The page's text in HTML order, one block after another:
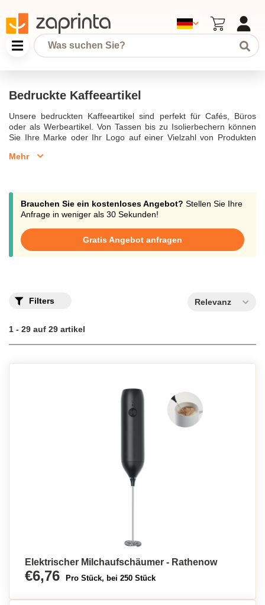
Bedruckte Kaffeeartikel
Unsere bedruckten Kaffeeartikel sind perfekt für Cafés, Büros
oder als Werbeartikel. Von Tassen bis zu Isolierbechern können
Sie Ihre Marke oder Ihr Logo auf einer Vielzahl von Produkten
und bieten eine großartige Möglichkeit, Ihre Marke bei jedem
Mehr
Brauchen Sie ein kostenloses Angebot? Stellen Sie Ihre
Anfrage in weniger als 30 Sekunden!
Gratis Angebot anfragen
Filters Relevanz
1 - 29 auf 29 artikel
Elektrischer Milchaufschäumer - Rathenow
€6,76 Pro Stück, bei 250 Stück